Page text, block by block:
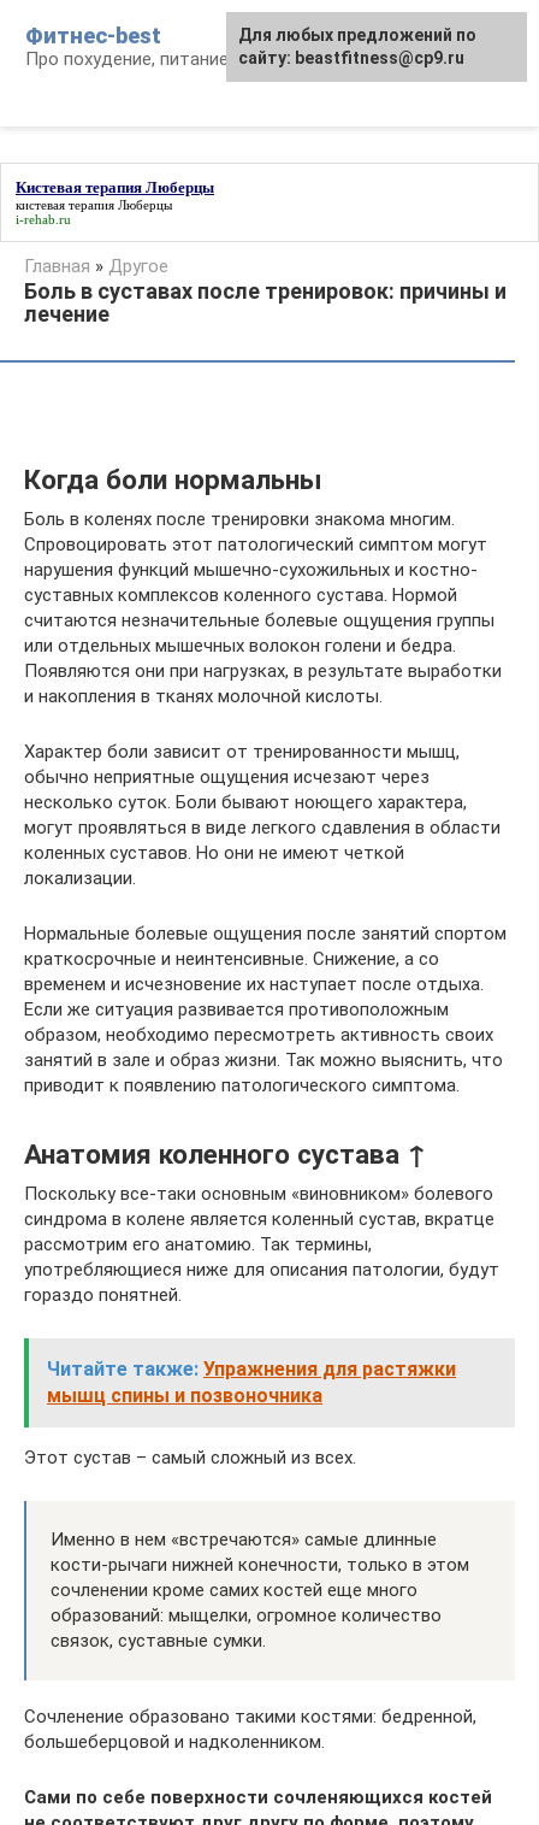
контенту
Фитнес-best
Про похудение, питание и фитнес
Кистевая терапия Люберцы
кистевая терапия Люберцы
i-rehab.ru
Главная » Другое
Боль в суставах после тренировок: причины и
лечение
Когда боли нормальны
Боль в коленях после тренировки знакома многим.
Спровоцировать этот патологический симптом могут
нарушения функций мышечно-сухожильных и костно-
суставных комплексов коленного сустава. Нормой
считаются незначительные болевые ощущения группы
или отдельных мышечных волокон голени и бедра.
Появляются они при нагрузках, в результате выработки
и накопления в тканях молочной кислоты.
Характер боли зависит от тренированности мышц,
обычно неприятные ощущения исчезают через
несколько суток. Боли бывают ноющего характера,
могут проявляться в виде легкого сдавления в области
коленных суставов. Но они не имеют четкой
локализации.
Нормальные болевые ощущения после занятий спортом
краткосрочные и неинтенсивные. Снижение, а со
временем и исчезновение их наступает после отдыха.
Если же ситуация развивается противоположным
образом, необходимо пересмотреть активность своих
занятий в зале и образ жизни. Так можно выяснить, что
приводит к появлению патологического симптома.
Анатомия коленного сустава ↑
Поскольку все-таки основным «виновником» болевого
синдрома в колене является коленный сустав, вкратце
рассмотрим его анатомию. Так термины,
употребляющиеся ниже для описания патологии, будут
гораздо понятней.
Читайте также: Упражнения для растяжки
мышц спины и позвоночника
Этот сустав – самый сложный из всех.
Именно в нем «встречаются» самые длинные
кости-рычаги нижней конечности, только в этом
сочленении кроме самих костей еще много
образований: мыщелки, огромное количество
связок, суставные сумки.
Сочленение образовано такими костями: бедренной,
большеберцовой и надколенником.
Сами по себе поверхности сочленяющихся костей
Для любых предложений по
сайту: beastfitness@cp9.ru